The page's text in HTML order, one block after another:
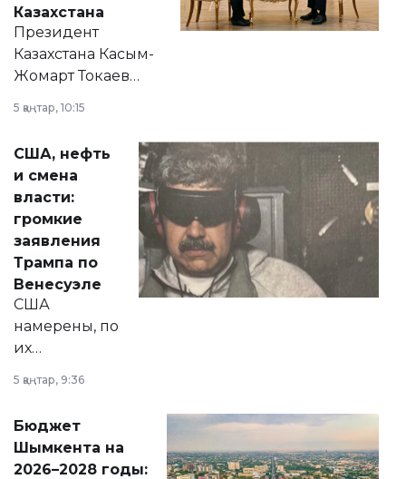
Казахстана
Президент
Казахстана Касым-
Жомарт Токаев
сразу несколько
актуальных тем —
от слухов о
политических
реформах до
вопросов армии,
экономики и
личного здоровья.
5 қаңтар, 10:15
США, нефть
и смена
власти:
громкие
заявления
Трампа по
Венесуэле
США
намерены, по
их
принести
народу
Венесуэлы.
5 қаңтар, 9:36
Бюджет
Шымкента на
2026–2028 годы: